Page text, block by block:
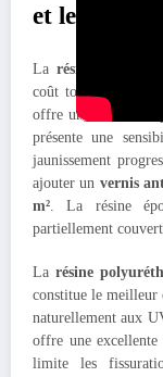
et leurs prix
La résine époxy
coût total de
offre un excellent
présente une
jaunissement
ajouter un vernis
m². La résine
partiellement
Larésine
constitue le meilleur
naturellement aux
offre une excellente
limite les